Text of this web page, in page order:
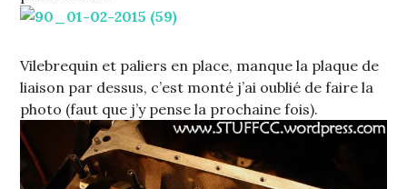
Vilebrequin et paliers en place, manque la plaque de
liaison par dessus, c’est monté j’ai oublié de faire la
photo (faut que j’y pense la prochaine fois).